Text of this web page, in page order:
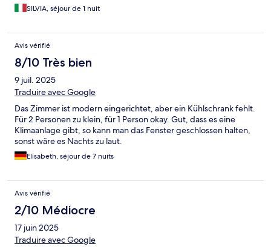
SILVIA, séjour de 1 nuit
Avis vérifié
8/10 Très bien
9 juil. 2025
Traduire avec Google
Das Zimmer ist modern eingerichtet, aber ein Kühlschrank fehlt.
Für 2 Personen zu klein, für 1 Person okay. Gut, dass es eine
Klimaanlage gibt, so kann man das Fenster geschlossen halten,
sonst wäre es Nachts zu laut.
Elisabeth, séjour de 7 nuits
Avis vérifié
2/10 Médiocre
17 juin 2025
Traduire avec Google